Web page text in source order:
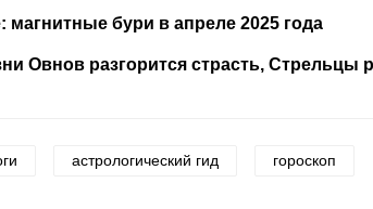
магнитные бури в апреле 2025 года
Овнов разгорится страсть, Стрельцы
астрологический гид гороскоп